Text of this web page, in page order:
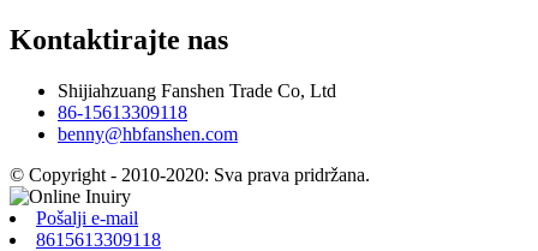
Kontaktirajte nas
Shijiahzuang Fanshen Trade Co, Ltd
86-15613309118
benny@hbfanshen.com
© Copyright - 2010-2020: Sva prava pridržana.
Pošalji e-mail
8615613309118